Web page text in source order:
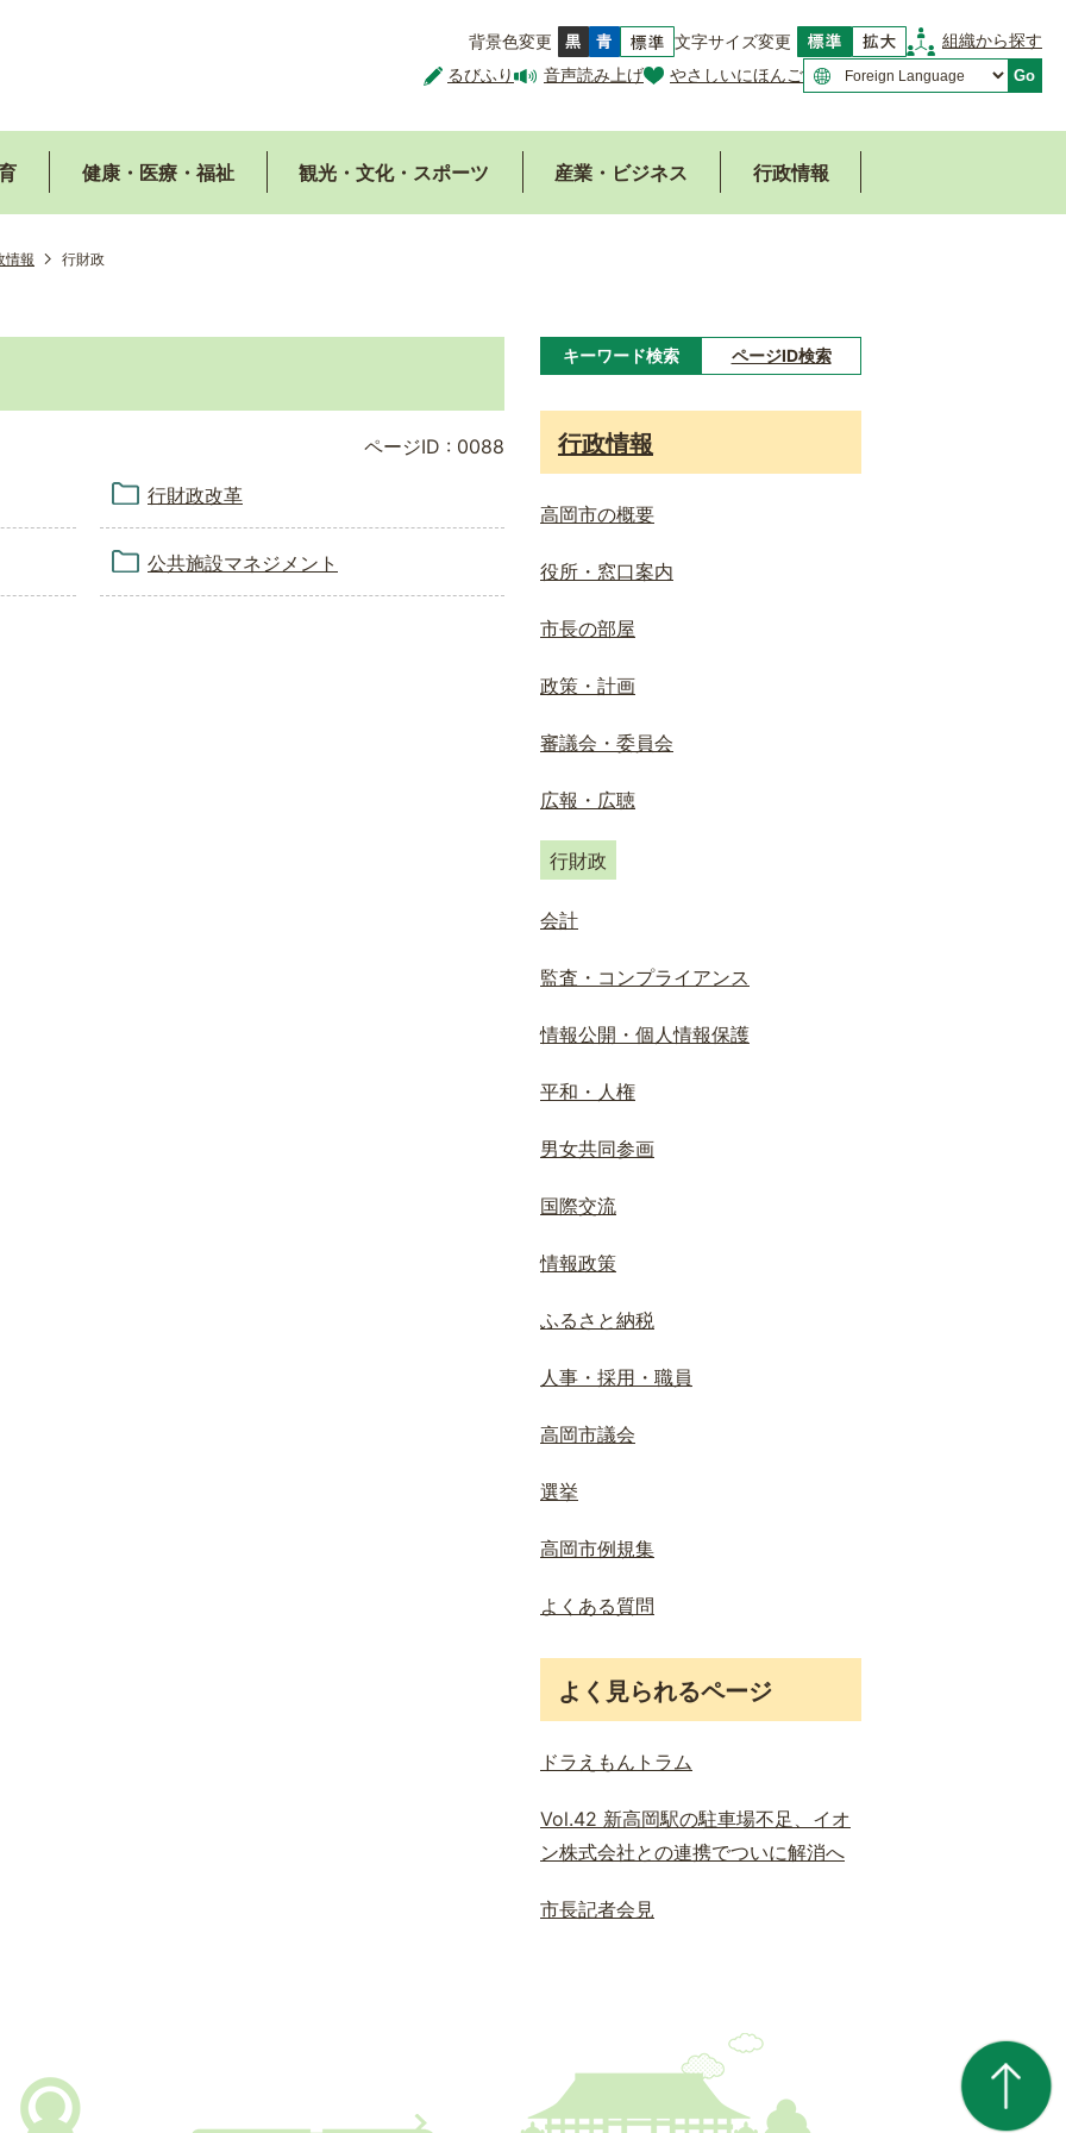
背景色変更 文字サイズ変更
組織から探す
るびふり
音声読み上げ やさしいにほんご Go
健康・医療・福祉 観光・文化・スポーツ 産業・ビジネス 行政情報
情報 行財政
ページID : 0088
行財政改革
公共施設マネジメント
キーワード検索 ページID検索
ー
ワ
ー
検
行政情報
高岡市の概要
役所・窓口案内
市長の部屋
政策・計画
審議会・委員会
広報・広聴
行財政
会計
監査・コンプライアンス
情報公開・個人情報保護
平和・人権
男女共同参画
国際交流
情報政策
ふるさと納税
人事・採用・職員
高岡市議会
選挙
高岡市例規集
よくある質問
よく見られるページ
ドラえもんトラム
Vol.42 新高岡駅の駐車場不足、イオ
ン株式会社との連携でついに解消へ
市長記者会見